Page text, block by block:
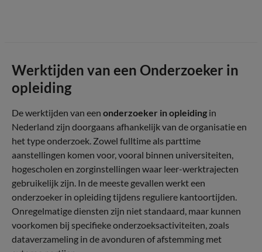
Werktijden van een Onderzoeker in
opleiding
De werktijden van een onderzoeker in opleiding in
Nederland zijn doorgaans afhankelijk van de organisatie en
het type onderzoek. Zowel fulltime als parttime
aanstellingen komen voor, vooral binnen universiteiten,
hogescholen en zorginstellingen waar leer-werktrajecten
gebruikelijk zijn. In de meeste gevallen werkt een
onderzoeker in opleiding tijdens reguliere kantoortijden.
Onregelmatige diensten zijn niet standaard, maar kunnen
voorkomen bij specifieke onderzoeksactiviteiten, zoals
dataverzameling in de avonduren of afstemming met